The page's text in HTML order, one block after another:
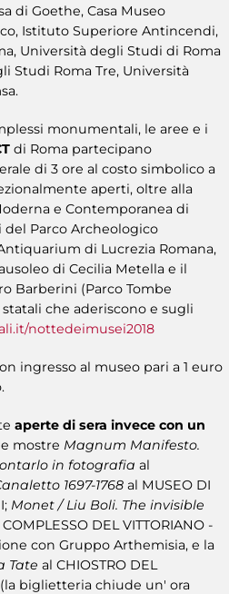
di Goethe, Casa Museo
Istituto Superiore Antincendi,
Università degli Studi di Roma
Studi Roma Tre, Università
monumentali, le aree e i
di Roma partecipano
di 3 ore al costo simbolico a
aperti, oltre alla
e Contemporanea di
del Parco Archeologico
di Lucrezia Romana,
di Cecilia Metella e il
Barberini (Parco Tombe
che aderiscono e sugli
nottedeimusei2018
ingresso al museo pari a 1 euro
aperte di sera invece con un
mostre Magnum Manifesto.
in fotografia al
1697-1768 al MUSEO DI
Monet / Liu Boli. The invisible
DEL VITTORIANO -
con Gruppo Arthemisia, e la
Tate al CHIOSTRO DEL
(la biglietteria chiude un' ora